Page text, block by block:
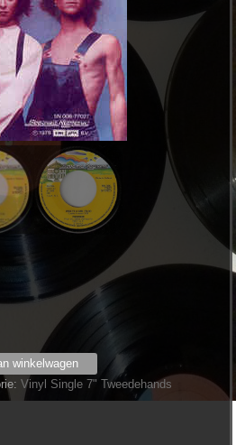
winkelwagen
Vinyl Single 7" Tweedehands